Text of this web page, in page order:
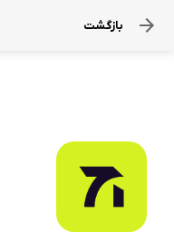
بازگشت